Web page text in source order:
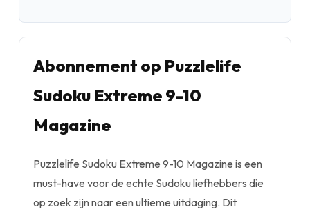
Abonnement op Puzzlelife
Sudoku Extreme 9-10
Magazine
Puzzlelife Sudoku Extreme 9-10 Magazine is een
must-have voor de echte Sudoku liefhebbers die
op zoek zijn naar een ultieme uitdaging. Dit